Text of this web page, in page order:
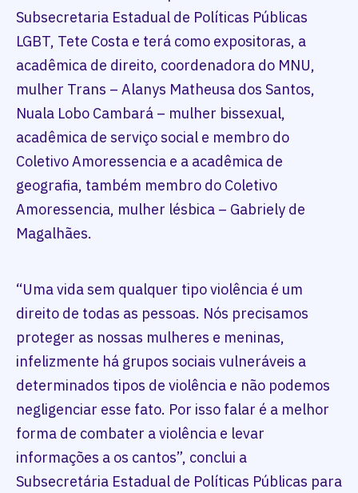
Subsecretaria Estadual de Políticas Públicas
LGBT, Tete Costa e terá como expositoras, a
acadêmica de direito, coordenadora do MNU,
mulher Trans – Alanys Matheusa dos Santos,
Nuala Lobo Cambará – mulher bissexual,
acadêmica de serviço social e membro do
Coletivo Amoressencia e a acadêmica de
geografia, também membro do Coletivo
Amoressencia, mulher lésbica – Gabriely de
Magalhães.
“Uma vida sem qualquer tipo violência é um
direito de todas as pessoas. Nós precisamos
proteger as nossas mulheres e meninas,
infelizmente há grupos sociais vulneráveis a
determinados tipos de violência e não podemos
negligenciar esse fato. Por isso falar é a melhor
forma de combater a violência e levar
informações a os cantos”, conclui a
Subsecretária Estadual de Políticas Públicas para